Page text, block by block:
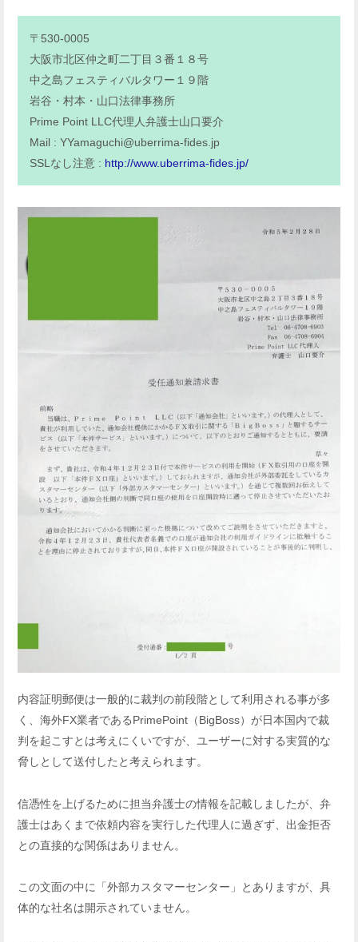
〒530-0005
大阪市北区仲之町二丁目３番１８号
中之島フェスティバルタワー１９階
岩谷・村本・山口法律事務所
Prime Point LLC代理人弁護士山口要介
Mail :YYamaguchi@uberrima-fides.jp
SSLなし注意 : http://www.uberrima-fides.jp/
内容証明郵便は一般的に裁判の前段階として利用される事が多
く、海外FX業者であるPrimePoint（BigBoss）が日本国内で裁
判を起こすとは考えにくいですが、ユーザーに対する実質的な
脅しとして送付したと考えられます。
信憑性を上げるために担当弁護士の情報を記載しましたが、弁
護士はあくまで依頼内容を実行した代理人に過ぎず、出金拒否
との直接的な関係はありません。
この文面の中に「外部カスタマーセンター」とありますが、具
体的な社名は開示されていません。